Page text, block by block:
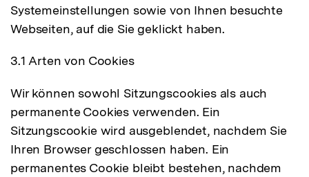
Systemeinstellungen sowie von Ihnen besuchte
Webseiten, auf die Sie geklickt haben.
3.1 Arten von Cookies
Wir können sowohl Sitzungscookies als auch
permanente Cookies verwenden. Ein
Sitzungscookie wird ausgeblendet, nachdem Sie
Ihren Browser geschlossen haben. Ein
permanentes Cookie bleibt bestehen, nachdem